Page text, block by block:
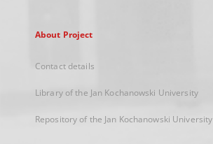
About Project
Contact details
Library of the Jan Kochanowski University
Repository of the Jan Kochanowski University